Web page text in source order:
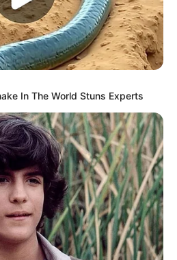
In The World Stuns Experts